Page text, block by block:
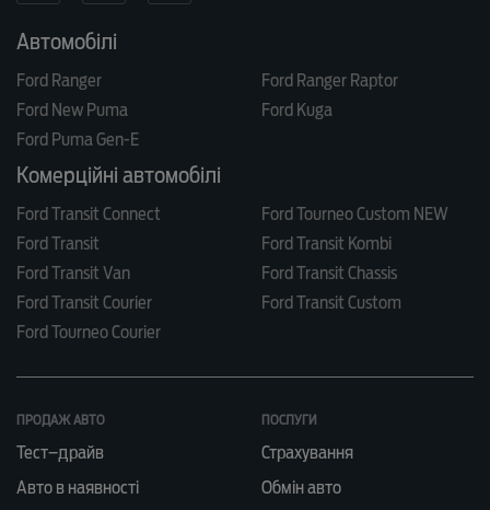
Автомобілі
Ford Ranger
Ford Ranger Raptor
Ford New Puma
Ford Kuga
Ford Puma Gen-E
Комерційні автомобілі
Ford Transit Connect
Ford Tourneo Custom NEW
Ford Transit
Ford Transit Kombi
Ford Transit Van
Ford Transit Chassis
Ford Transit Courier
Ford Transit Custom
Ford Tourneo Courier
ПРОДАЖ АВТО
Тест–драйв
Авто в наявності
ПОСЛУГИ
Страхування
Обмін авто